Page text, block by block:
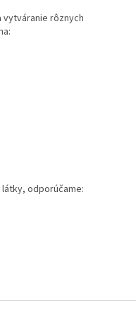
vytváranie rôznych
odporúčame: